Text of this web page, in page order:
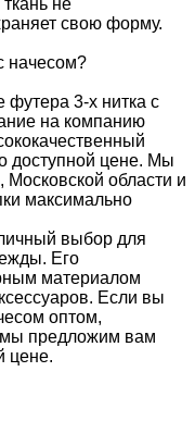
свою форму.
начесом?
футера 3-х нитка с
на компанию
доступной цене. Мы
области и
максимально
выбор для
Его
материалом
Если вы
оптом,
предложим вам
цене.